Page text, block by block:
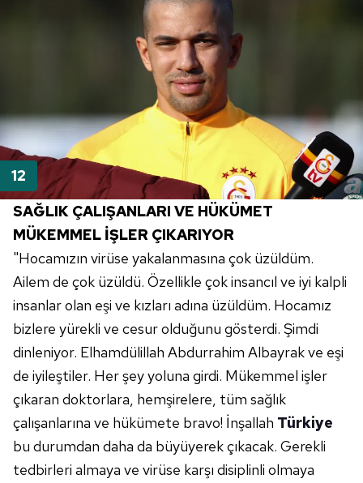
SAĞLIK ÇALIŞANLARI VE HÜKÜMET
MÜKEMMEL İŞLER ÇIKARIYOR
"Hocamızın virüse yakalanmasına çok üzüldüm.
Ailem de çok üzüldü. Özellikle çok insancıl ve iyi kalpli
insanlar olan eşi ve kızları adına üzüldüm. Hocamız
bizlere yürekli ve cesur olduğunu gösterdi. Şimdi
dinleniyor. Elhamdülillah Abdurrahim Albayrakve eşi
de iyileştiler. Her şey yoluna girdi. Mükemmel işler
çıkaran doktorlara, hemşirelere, tüm sağlık
çalışanlarına ve hükümete bravo! İnşallah Türkiye
bu durumdan daha da büyüyerek çıkacak. Gerekli
tedbirleri almaya ve virüse karşı disiplinli olmaya